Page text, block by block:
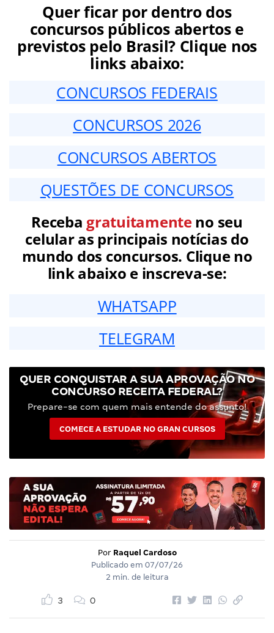
Quer ficar por dentro dos
concursos públicos abertos e
previstos pelo Brasil? Clique nos
links abaixo:
CONCURSOS FEDERAIS
CONCURSOS 2026
CONCURSOS ABERTOS
QUESTÕES DE CONCURSOS
Receba gratuitamenteno seu
celular as principais notícias do
mundo dos concursos. Clique no
link abaixo e inscreva-se:
WHATSAPP
TELEGRAM
QUER CONQUISTAR A SUA APROVAÇÃO NO
CONCURSO RECEITA FEDERAL?
Prepare-se com quem mais entende do assunto!
COMECE A ESTUDAR NO GRAN CURSOS
Por Raquel Cardoso
Publicado em 07/07/26
2 min. de leitura
3 0